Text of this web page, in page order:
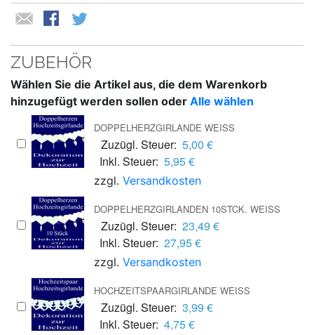
ZUBEHÖR
Wählen Sie die Artikel aus, die dem Warenkorb
hinzugefügt werden sollen oder Alle wählen
DOPPELHERZGIRLANDE WEISS
Zuzügl. Steuer: 5,00 €
Inkl. Steuer: 5,95 €
zzgl. Versandkosten
DOPPELHERZGIRLANDEN 10STCK. WEISS
Zuzügl. Steuer: 23,49 €
Inkl. Steuer: 27,95 €
zzgl. Versandkosten
HOCHZEITSPAARGIRLANDE WEISS
Zuzügl. Steuer: 3,99 €
Inkl. Steuer: 4,75 €